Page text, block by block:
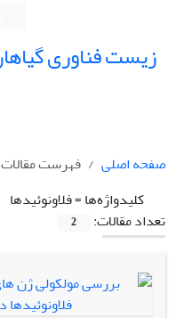
زیست فناوری
صفحه اصلی
فهرست مقالات
کلیدواژه‌ها =فلاونوئیدها
تعداد مقالات:
2